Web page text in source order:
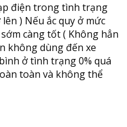
điện trong tình trạng
) Nếu ắc quy ở mức
càng tốt ( Không hẳn
không dùng đến xe
ở tình trạng 0% quá
toàn và không thể